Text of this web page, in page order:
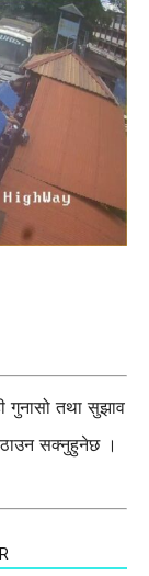
गुनासो तथा सुझाव
सक्नुहुनेछ ।